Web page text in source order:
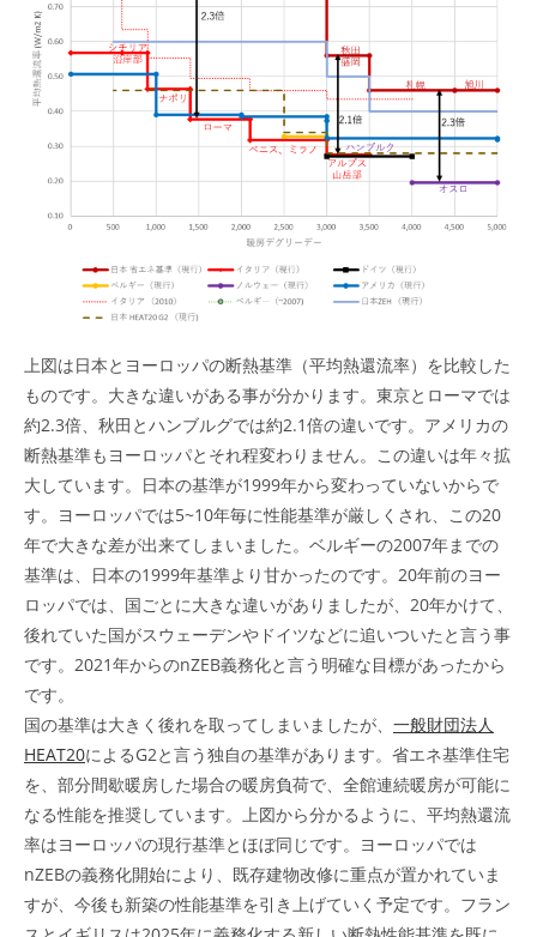
上図は日本とヨーロッパの断熱基準（平均熱還流率）を比較した
ものです。大きな違いがある事が分かります。東京とローマでは
約2.3倍、秋田とハンブルグでは約2.1倍の違いです。アメリカの
断熱基準もヨーロッパとそれ程変わりません。この違いは年々拡
大しています。日本の基準が1999年から変わっていないからで
す。ヨーロッパでは5~10年毎に性能基準が厳しくされ、この20
年で大きな差が出来てしまいました。ベルギーの2007年までの
基準は、日本の1999年基準より甘かったのです。20年前のヨー
ロッパでは、国ごとに大きな違いがありましたが、20年かけて、
後れていた国がスウェーデンやドイツなどに追いついたと言う事
です。2021年からのnZEB義務化と言う明確な目標があったから
です。
国の基準は大きく後れを取ってしまいましたが、 一般財団法人
HEAT20によるG2と言う独自の基準があります。省エネ基準住宅
を、部分間歇暖房した場合の暖房負荷で、全館連続暖房が可能に
なる性能を推奨しています。上図から分かるように、平均熱還流
率はヨーロッパの現行基準とほぼ同じです。ヨーロッパでは
nZEBの義務化開始により、既存建物改修に重点が置かれていま
すが、今後も新築の性能基準を引き上げていく予定です。フラン